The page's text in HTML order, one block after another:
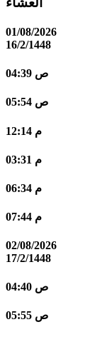
01/08/2026
16/2/1448
04:39 ص
05:54 ص
12:14 م
03:31 م
06:34 م
07:44 م
02/08/2026
17/2/1448
04:40 ص
05:55 ص